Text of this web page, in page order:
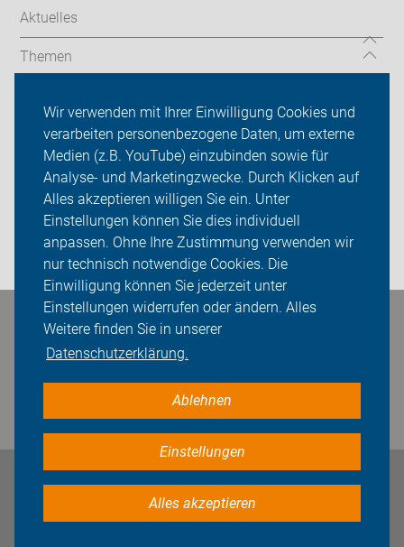
Wir verwenden mit Ihrer Einwilligung Cookies und
verarbeiten personenbezogene Daten, um externe
Medien (z.B. YouTube) einzubinden sowie für
Analyse- und Marketingzwecke. Durch Klicken auf
Alles akzeptieren willigen Sie ein. Unter
Einstellungen können Sie dies individuell
anpassen. Ohne Ihre Zustimmung verwenden wir
nur technisch notwendige Cookies. Die
Einwilligung können Sie jederzeit unter
Einstellungen widerrufen oder ändern. Alles
Weitere finden Sie in unserer
Datenschutzerklärung.
Ablehnen
Einstellungen
Alles akzeptieren
Aktuelles
Themen
Über uns
Sei dabei
Presse
Login
Bleiben Sie in Kontakt